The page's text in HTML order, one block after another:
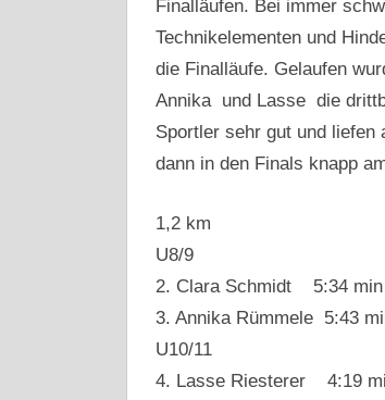
Finalläufen. Bei immer
Technikelementen und
die Finalläufe. Gelaufen
Annika und Lasse die
Sportler sehr gut und
dann in den Finals knapp
1,2 km
U8/9
2. Clara Schmidt 5:34 min
3. Annika Rümmele 5:43
U10/11
4. Lasse Riesterer 4:19